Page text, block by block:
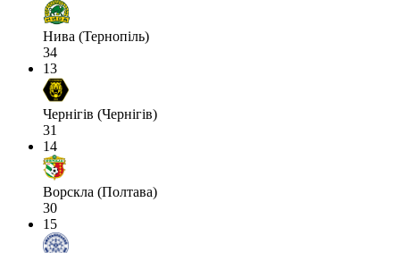
Нива (Тернопіль)
34
13
Чернігів (Чернігів)
31
14
Ворскла (Полтава)
30
15